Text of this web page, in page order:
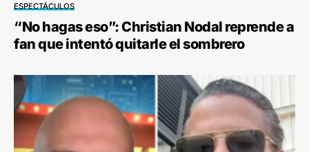
ESPECTÁCULOS
“No hagas eso”: Christian Nodal reprende a
fan que intentó quitarle el sombrero